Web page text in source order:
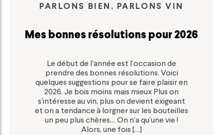
PARLONS BIEN, PARLONS VIN
Mes bonnes résolutions pour 2026
Le début de l’année est l’occasion de
prendre des bonnes résolutions. Voici
quelques suggestions pour se faire plaisir en
2026. Je bois moins mais mieux Plus on
s’intéresse au vin, plus on devient exigeant
et on a tendance à lorgner sur les bouteilles
un peu plus chères… On n’a qu’une vie !
Alors, une fois […]